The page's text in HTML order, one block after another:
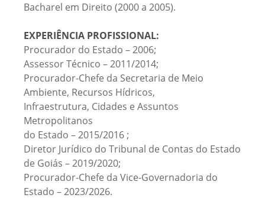
Bacharel em Direito (2000 a 2005).
EXPERIÊNCIA PROFISSIONAL:
Procurador do Estado – 2006;
Assessor Técnico – 2011/2014;
Procurador-Chefe da Secretaria de Meio
Ambiente, Recursos Hídricos,
Infraestrutura, Cidades e Assuntos
Metropolitanos
do Estado – 2015/2016 ;
Diretor Jurídico do Tribunal de Contas do Estado
de Goiás – 2019/2020;
Procurador-Chefe da Vice-Governadoria do
Estado – 2023/2026.